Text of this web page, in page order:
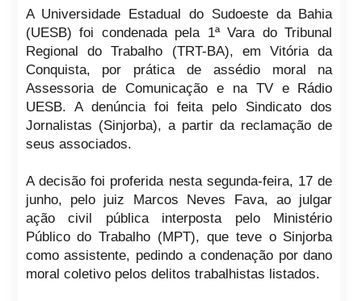
A Universidade Estadual do Sudoeste da Bahia
(UESB) foi condenada pela 1ª Vara do Tribunal
Regional do Trabalho (TRT-BA), em Vitória da
Conquista, por prática de assédio moral na
Assessoria de Comunicação e na TV e Rádio
UESB. A denúncia foi feita pelo Sindicato dos
Jornalistas (Sinjorba), a partir da reclamação de
seus associados.
A decisão foi proferida nesta segunda-feira, 17 de
junho, pelo juiz Marcos Neves Fava, ao julgar
ação civil pública interposta pelo Ministério
Público do Trabalho (MPT), que teve o Sinjorba
como assistente, pedindo a condenação por dano
moral coletivo pelos delitos trabalhistas listados.